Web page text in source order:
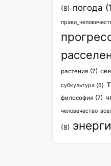
(8) погода
растения (7)
субкультура (6)
философия (7)
(8)